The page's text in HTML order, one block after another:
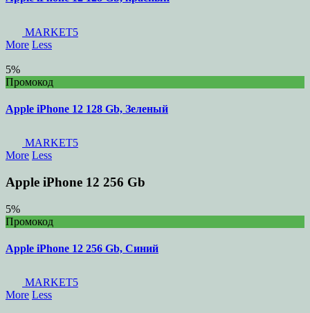
MARKET5
More Less
5%
Промокод
Apple iPhone 12 128 Gb, Зеленый
MARKET5
More Less
Apple iPhone 12 256 Gb
5%
Промокод
Apple iPhone 12 256 Gb, Cиний
MARKET5
More Less